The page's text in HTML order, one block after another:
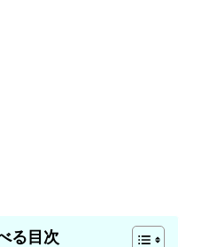
る目次